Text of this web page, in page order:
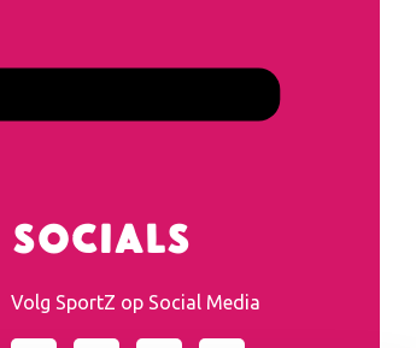
Socials
Volg SportZ op Social Media